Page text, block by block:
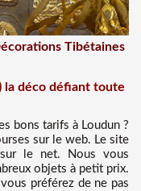
Tibétaines
la déco défiant toute
bons tarifs à Loudun ?
sur le web. Le site
le net. Nous vous
objets à petit prix.
préférez de ne pas